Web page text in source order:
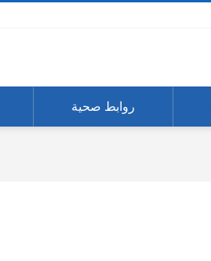
روابط صحية